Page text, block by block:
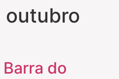
outubro
do